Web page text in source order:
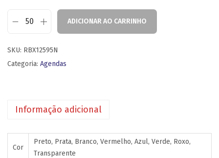
ADICIONAR AO CARRINHO
SKU: RBX12595N
Categoria: Agendas
Informação adicional
Cor
Preto, Prata, Branco, Vermelho, Azul, Verde, Roxo,
Transparente